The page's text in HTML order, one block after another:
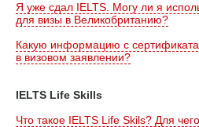
Я уже сдал IELTS. Могу ли я
для визы в Великобританию?
Какую информацию с сертификата
в визовом заявлении?
IELTS Life Skills
Что такое IELTS Life Skils? Для